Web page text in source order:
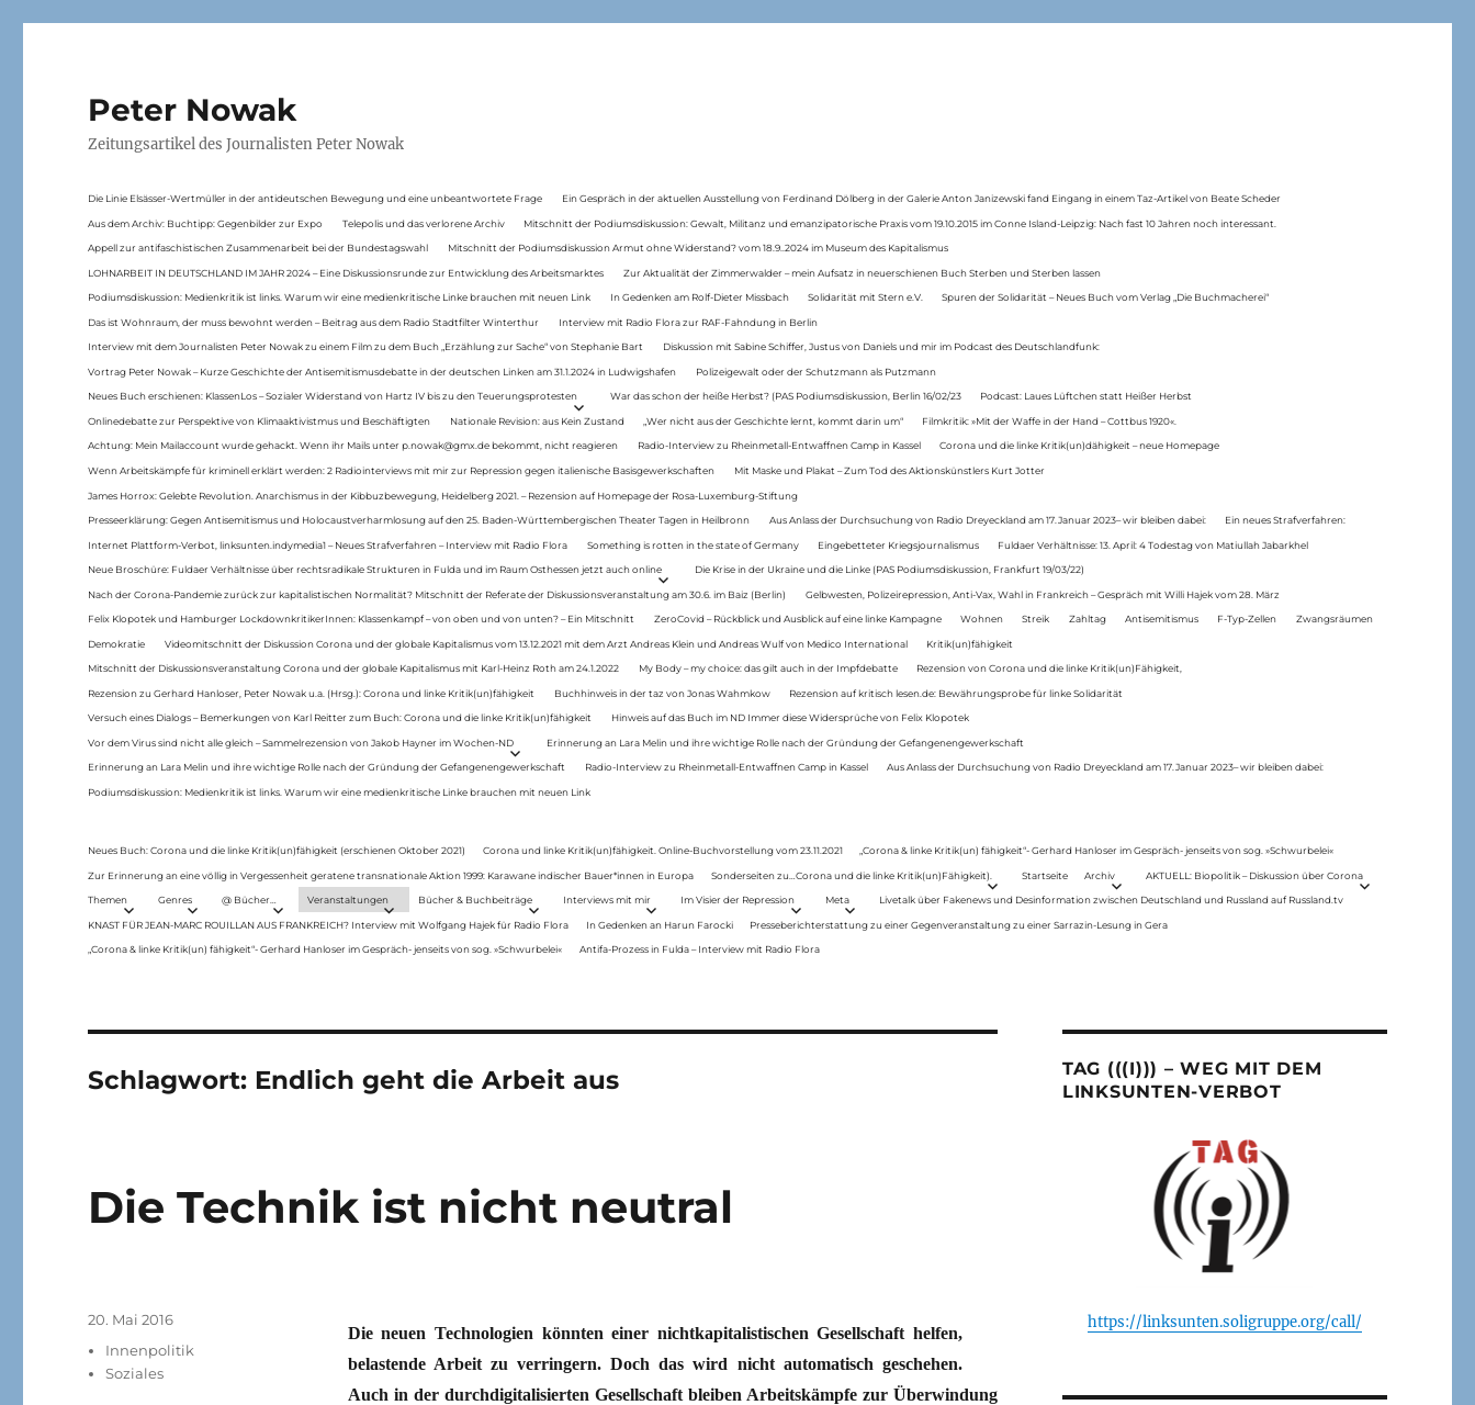
Peter Nowak
Zeitungsartikel des Journalisten Peter Nowak
Die Linie Elsässer-Wertmüller in der antideutschen Bewegung und eine unbeantwortete Frage Ein Gespräch in der aktuellen Ausstellung von Ferdinand Dölberg in der Galerie Anton Janizewski fand Eingang in einem Taz-Artikel von Beate Scheder
Aus dem Archiv: Buchtipp: Gegenbilder zur Expo Telepolis und das verlorene Archiv Mitschnitt der Podiumsdiskussion: Gewalt, Militanz und emanzipatorische Praxis vom 19.10.2015 im Conne Island-Leipzig: Nach fast 10 Jahren noch interessant.
Appell zur antifaschistischen Zusammenarbeit bei der Bundestagswahl Mitschnitt der Podiumsdiskussion Armut ohne Widerstand? vom 18.9..2024 im Museum des Kapitalismus
LOHNARBEIT IN DEUTSCHLAND IM JAHR 2024 – Eine Diskussionsrunde zur Entwicklung des Arbeitsmarktes Zur Aktualität der Zimmerwalder – mein Aufsatz in neuerschienen Buch Sterben und Sterben lassen
Podiumsdiskussion: Medienkritik ist links. Warum wir eine medienkritische Linke brauchen mit neuen Link In Gedenken am Rolf-Dieter Missbach Solidarität mit Stern e.V. Spuren der Solidarität – Neues Buch vom Verlag „Die Buchmacherei“
Das ist Wohnraum, der muss bewohnt werden – Beitrag aus dem Radio Stadtfilter Winterthur Interview mit Radio Flora zur RAF-Fahndung in Berlin
Interview mit dem Journalisten Peter Nowak zu einem Film zu dem Buch „Erzählung zur Sache“ von Stephanie Bart Diskussion mit Sabine Schiffer, Justus von Daniels und mir im Podcast des Deutschlandfunk:
Vortrag Peter Nowak – Kurze Geschichte der Antisemitismusdebatte in der deutschen Linken am 31.1.2024 in Ludwigshafen Polizeigewalt oder der Schutzmann als Putzmann
Neues Buch erschienen: KlassenLos – Sozialer Widerstand von Hartz IV bis zu den Teuerungsprotesten War das schon der heiße Herbst? (PAS Podiumsdiskussion, Berlin 16/02/23 Podcast: Laues Lüftchen statt Heißer Herbst
Onlinedebatte zur Perspektive von Klimaaktivistmus und Beschäftigten Nationale Revision: aus Kein Zustand „Wer nicht aus der Geschichte lernt, kommt darin um“ Filmkritik: »Mit der Waffe in der Hand – Cottbus 1920«.
Achtung: Mein Mailaccount wurde gehackt. Wenn ihr Mails unter p.nowak@gmx.de bekommt, nicht reagieren Radio-Interview zu Rheinmetall-Entwaffnen Camp in Kassel Corona und die linke Kritik(un)dähigkeit – neue Homepage
Wenn Arbeitskämpfe für kriminell erklärt werden: 2 Radiointerviews mit mir zur Repression gegen italienische Basisgewerkschaften Mit Maske und Plakat – Zum Tod des Aktionskünstlers Kurt Jotter
James Horrox: Gelebte Revolution. Anarchismus in der Kibbuzbewegung, Heidelberg 2021. – Rezension auf Homepage der Rosa-Luxemburg-Stiftung
Presseerklärung: Gegen Antisemitismus und Holocaustverharmlosung auf den 25. Baden-Württembergischen Theater Tagen in Heilbronn Aus Anlass der Durchsuchung von Radio Dreyeckland am 17.Januar 2023– wir bleiben dabei: Ein neues Strafverfahren:
Internet Plattform-Verbot, linksunten.indymedia1 – Neues Strafverfahren – Interview mit Radio Flora Something is rotten in the state of Germany Eingebetteter Kriegsjournalismus Fuldaer Verhältnisse: 13. April: 4 Todestag von Matiul­lah Jabarkhel
Neue Broschüre: Fuldaer Verhältnisse über rechtsradikale Strukturen in Fulda und im Raum Osthessen jetzt auch online Die Krise in der Ukraine und die Linke (PAS Podiumsdiskussion, Frankfurt 19/03/22)
Nach der Corona-Pandemie zurück zur kapitalistischen Normalität? Mitschnitt der Referate der Diskussionsveranstaltung am 30.6. im Baiz (Berlin) Gelbwesten, Polizeirepression, Anti-Vax, Wahl in Frankreich – Gespräch mit Willi Hajek vom 28. März
Felix Klopotek und Hamburger LockdownkritikerInnen: Klassenkampf – von oben und von unten? – Ein Mitschnitt ZeroCovid – Rückblick und Ausblick auf eine linke Kampagne Wohnen Streik Zahltag Antisemitismus F-Typ-Zellen Zwangsräumen
Demokratie Videomitschnitt der Diskussion Corona und der globale Kapitalismus vom 13.12.2021 mit dem Arzt Andreas Klein und Andreas Wulf von Medico International Kritik(un)fähigkeit
Mitschnitt der Diskussionsveranstaltung Corona und der globale Kapitalismus mit Karl-Heinz Roth am 24.1.2022 My Body – my choice: das gilt auch in der Impfdebatte Rezension von Corona und die linke Kritik(un)Fähigkeit,
Rezension zu Gerhard Hanloser, Peter Nowak u.a. (Hrsg.): Corona und linke Kritik(un)fähigkeit Buchhinweis in der taz von Jonas Wahmkow Rezension auf kritisch lesen.de: Bewährungsprobe für linke Solidarität
Versuch eines Dialogs – Bemerkungen von Karl Reitter zum Buch: Corona und die linke Kritik(un)fähigkeit Hinweis auf das Buch im ND Immer diese Widersprüche von Felix Klopotek
Vor dem Virus sind nicht alle gleich – Sammelrezension von Jakob Hayner im Wochen-ND Erinnerung an Lara Melin und ihre wichtige Rolle nach der Gründung der Gefangenengewerkschaft
Erinnerung an Lara Melin und ihre wichtige Rolle nach der Gründung der Gefangenengewerkschaft Radio-Interview zu Rheinmetall-Entwaffnen Camp in Kassel Aus Anlass der Durchsuchung von Radio Dreyeckland am 17.Januar 2023– wir bleiben dabei:
Podiumsdiskussion: Medienkritik ist links. Warum wir eine medienkritische Linke brauchen mit neuen Link
Neues Buch: Corona und die linke Kritik(un)fähigkeit (erschienen Oktober 2021) Corona und linke Kritik(un)fähigkeit. Online-Buchvorstellung vom 23.11.2021 „Corona & linke Kritik(un) fähigkeit“- Gerhard Hanloser im Gespräch- jenseits von sog. »Schwurbelei«
Zur Erinnerung an eine völlig in Vergessenheit geratene transnationale Aktion 1999: Karawane indischer Bauer*innen in Europa Sonderseiten zu…Corona und die linke Kritik(un)Fähigkeit). Startseite Archiv AKTUELL: Biopolitik – Diskussion über Corona
Themen Genres @ Bücher… Veranstaltungen Bücher & Buchbeiträge Interviews mit mir Im Visier der Repression Meta Livetalk über Fakenews und Desinformation zwischen Deutschland und Russland auf Russland.tv
KNAST FÜR JEAN-MARC ROUILLAN AUS FRANKREICH? Interview mit Wolfgang Hajek für Radio Flora In Gedenken an Harun Farocki Presseberichterstattung zu einer Gegenveranstaltung zu einer Sarrazin-Lesung in Gera
„Corona & linke Kritik(un) fähigkeit“- Gerhard Hanloser im Gespräch- jenseits von sog. »Schwurbelei« Antifa-Prozess in Fulda – Interview mit Radio Flora
Schlagwort: Endlich geht die Arbeit aus
Die Technik ist nicht neutral
Die neuen Technologien könnten einer nichtkapitalistischen Gesellschaft helfen,
belastende Arbeit zu verringern. Doch das wird nicht automatisch geschehen.
Auch in der durchdigitalisierten Gesellschaft bleiben Arbeitskämpfe zur Über­windung
Veröffentlicht
20. Mai 2016
Kategorien
Innenpolitik
Soziales
TAG (((I))) – WEG MIT DEM
LINKSUNTEN-VERBOT
https://linksunten.soligruppe.org/call/